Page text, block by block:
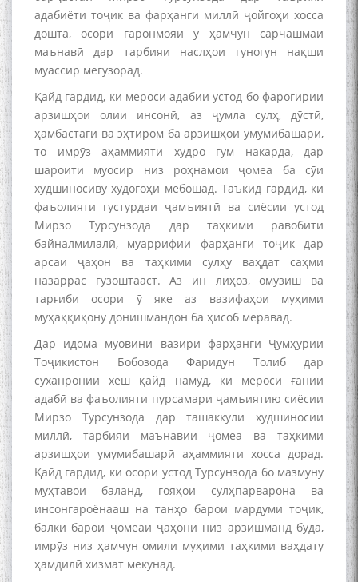
адабиёти тоҷик ва фарҳанги миллӣ ҷойгоҳи хосса
дошта, осори гаронмояи ӯ ҳамчун сарчашмаи
маънавӣ дар тарбияи наслҳои гуногун нақши
муассир мегузорад.
Қайд гардид, ки мероси адабии устод бо фарогирии
арзишҳои олии инсонӣ, аз ҷумла сулҳ, дӯстӣ,
ҳамбастагӣ ва эҳтиром ба арзишҳои умумибашарӣ,
то имрӯз аҳаммияти худро гум накарда, дар
шароити муосир низ роҳнамои ҷомеа ба сӯи
худшиносиву худогоҳӣ мебошад. Таъкид гардид, ки
фаъолияти густурдаи ҷамъиятӣ ва сиёсии устод
Мирзо Турсунзода дар таҳкими равобити
байналмилалӣ, муаррифии фарҳанги тоҷик дар
арсаи ҷаҳон ва таҳкими сулҳу ваҳдат саҳми
назаррас гузоштааст. Аз ин лиҳоз, омӯзиш ва
тарғиби осори ӯ яке аз вазифаҳои муҳими
муҳаққиқону донишмандон ба ҳисоб меравад.
Дар идома муовини вазири фарҳанги Ҷумҳурии
Тоҷикистон Бобозода Фаридун Толиб дар
суханронии хеш қайд намуд, ки мероси ғании
адабӣ ва фаъолияти пурсамари ҷамъиятию сиёсии
Мирзо Турсунзода дар ташаккули худшиносии
миллӣ, тарбияи маънавии ҷомеа ва таҳкими
арзишҳои умумибашарӣ аҳаммияти хосса дорад.
Қайд гардид, ки осори устод Турсунзода бо мазмуну
муҳтавои баланд, ғояҳои сулҳпарварона ва
инсонгароёнааш на танҳо барои мардуми тоҷик,
балки барои ҷомеаи ҷаҳонӣ низ арзишманд буда,
имрӯз низ ҳамчун омили муҳими таҳкими ваҳдату
ҳамдилӣ хизмат мекунад.
ба 100-солагии мунаққиду
адабиётшинос Соҳиб
Табаров ҳамоиши илмӣ-
назариявӣ баргузор гардид.
МАВЛОНО ҶАЛОЛИДДИНИ
БАЛХӢ БУЗУРГТАРИН
МУТАФАККИР ВА ОРИФИ
ЗАБОНУ АДАБИ ТОҶИК
به عبارت دیگر: گفتگو با مومن
قناعت Mumin Qanoat
Сухбати навқаламон бо
Муъмин Қаноат\Meeting of
young talents with Mumyin
Kanoat